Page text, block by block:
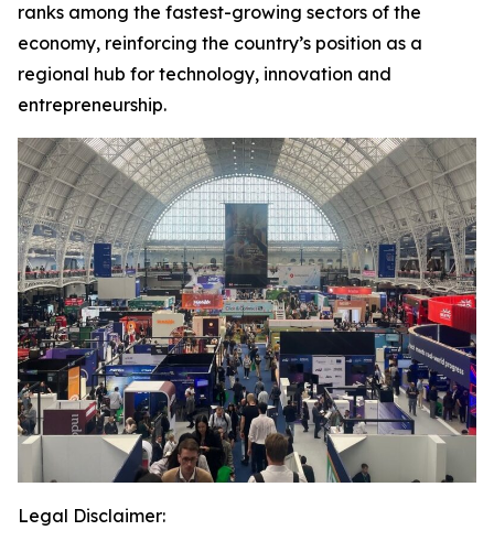
ranks among the fastest-growing sectors of the
economy, reinforcing the country’s position as a
regional hub for technology, innovation and
entrepreneurship.
Legal Disclaimer: